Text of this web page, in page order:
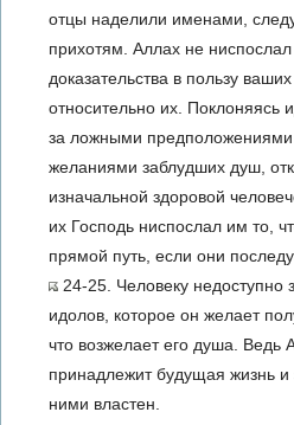
отцы наделили именами,
прихотям. Аллах не ниспослал
доказательства в пользу
относительно их. Поклоняясь
за ложными
желаниями заблудших душ,
изначальной здоровой
их Господь ниспослал им то,
прямой путь, если они
24-25. Человеку недоступно
идолов, которое он желает
что возжелает его душа. Ведь
принадлежит будущая жизнь
ними властен.